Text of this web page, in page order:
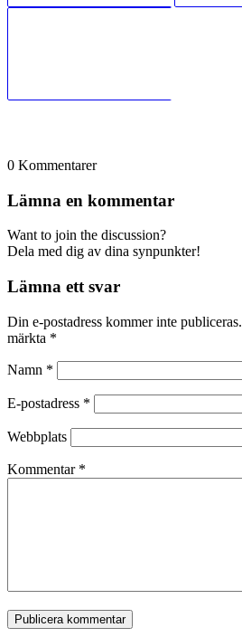
0 Kommentarer
Lämna en kommentar
Want to join the discussion?
Dela med dig av dina synpunkter!
Lämna ett svar
Din e-postadress kommer inte publiceras.
märkta *
Namn *
E-postadress *
Webbplats
Kommentar *